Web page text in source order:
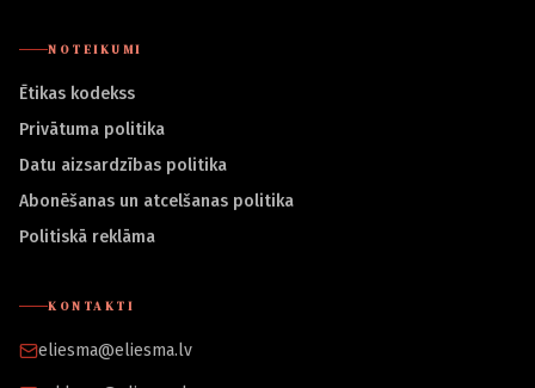
NOTEIKUMI
Ētikas kodekss
Privātuma politika
Datu aizsardzības politika
Abonēšanas un atcelšanas politika
Politiskā reklāma
KONTAKTI
eliesma@eliesma.lv